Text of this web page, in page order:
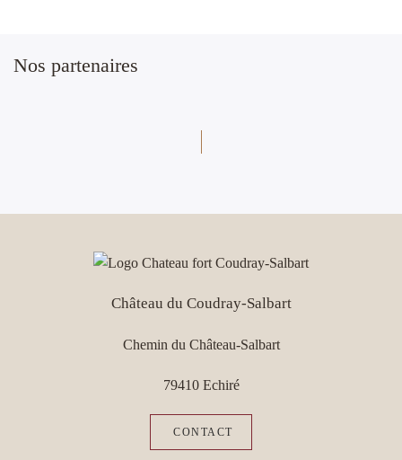
Nos partenaires
Château du Coudray-Salbart
Chemin du Château-Salbart
79410 Echiré
CONTACT